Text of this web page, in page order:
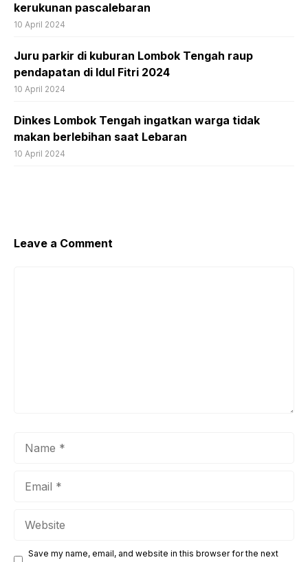
kerukunan pascalebaran
10 April 2024
Juru parkir di kuburan Lombok Tengah raup
pendapatan di Idul Fitri 2024
10 April 2024
Dinkes Lombok Tengah ingatkan warga tidak
makan berlebihan saat Lebaran
10 April 2024
Leave a Comment
Save my name, email, and website in this browser for the next